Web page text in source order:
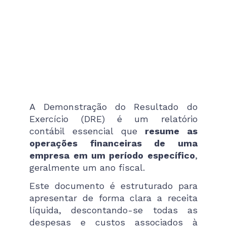
A Demonstração do Resultado do
Exercício (DRE) é um relatório
contábil essencial que resume as
operações financeiras de uma
empresa em um período específico,
geralmente um ano fiscal.
Este documento é estruturado para
apresentar de forma clara a receita
líquida, descontando-se todas as
despesas e custos associados à